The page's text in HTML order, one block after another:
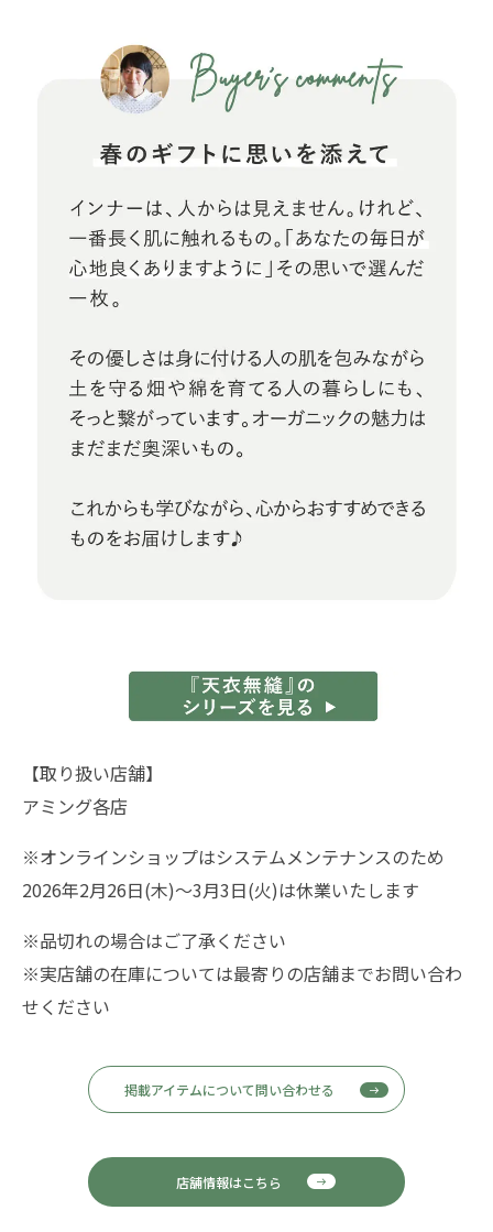
【取り扱い店舗】
アミング各店
※オンラインショップはシステムメンテナンスのため
2026年2月26日(木)～3月3日(火)は休業いたします
※品切れの場合はご了承ください
※実店舗の在庫については最寄りの店舗までお問い合わ
せください
掲載アイテムについて問い合わせる
店舗情報はこちら